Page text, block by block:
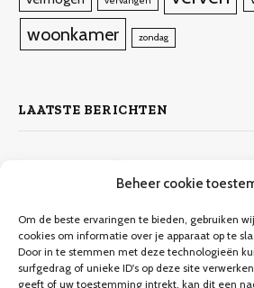
Beheer cookie
Om de beste ervaringen te bieden, gebruiken
cookies om informatie over je apparaat op te
Door in te stemmen met deze technologieën
surfgedrag of unieke ID's op deze site
geeft of uw toestemming intrekt, kan dit een
woonkamer zondag
LAATSTE BERICHTEN
Keuken